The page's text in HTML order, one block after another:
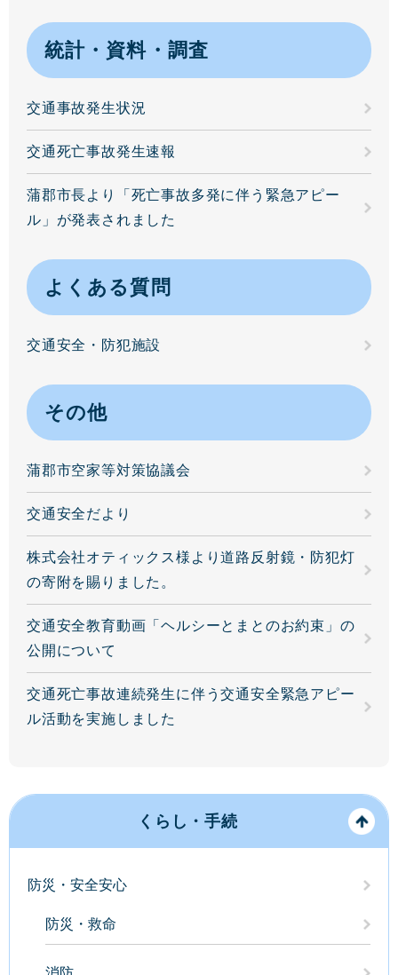
統計・資料・調査
交通事故発生状況
交通死亡事故発生速報
蒲郡市長より「死亡事故多発に伴う緊急アピー
ル」が発表されました
よくある質問
交通安全・防犯施設
その他
蒲郡市空家等対策協議会
交通安全だより
株式会社オティックス様より道路反射鏡・防犯灯
の寄附を賜りました。
交通安全教育動画「ヘルシーとまとのお約束」の
公開について
交通死亡事故連続発生に伴う交通安全緊急アピー
ル活動を実施しました
くらし・手続
防災・安全安心
防災・救命